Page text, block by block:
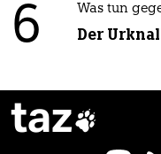
6 Was tun
Der
taz